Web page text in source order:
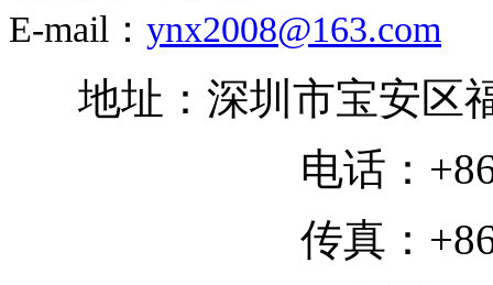
E-mail： ynx2008@163.com
地址：深圳市宝安区
电话：
传真：